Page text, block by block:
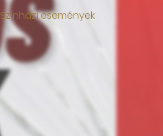
Színházi események